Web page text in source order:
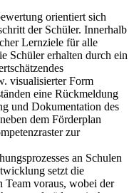
orientiert sich
der Schüler. Innerhalb
Lernziele für alle
Schüler erhalten durch ein
visualisierter Form
eine Rückmeldung
und Dokumentation des
dem Förderplan
zur
an Schulen
setzt die
Team voraus, wobei der